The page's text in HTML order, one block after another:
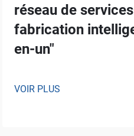
réseau de
fabrication
en-un"
VOIR PLUS